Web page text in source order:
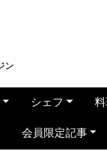
ン
シェフ
会員限定記事